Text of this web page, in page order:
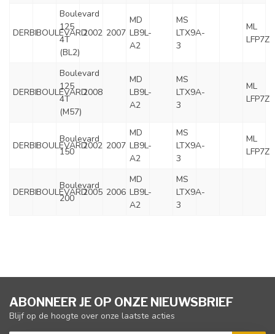
DERBIBOULEVARD
Boulevard
125
4T
(BL2)
2002 2007
MD
LB9L-
A2
MS
LTX9A-
3
ML
LFP7Z
DERBIBOULEVARD
Boulevard
125
4T
(M57)
2008
MD
LB9L-
A2
MS
LTX9A-
3
ML
LFP7Z
DERBIBOULEVARD
Boulevard
150
2002 2007
MD
LB9L-
A2
MS
LTX9A-
3
ML
LFP7Z
DERBIBOULEVARD
Boulevard
200
2005 2006
MD
LB9L-
A2
MS
LTX9A-
3
ABONNEER JE OP ONZE NIEUWSBRIEF
Blijf op de hoogte over onze laatste acties